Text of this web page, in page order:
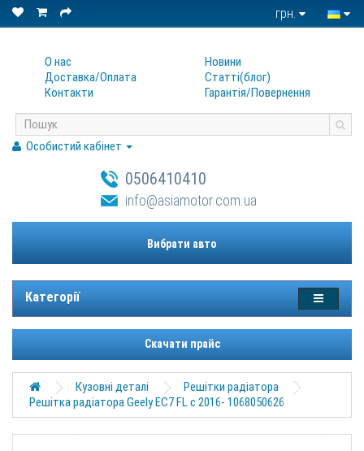
грн.
О нас
Доставка/Оплата
Контакти
Новини
Статтi(блог)
Гарантiя/Повернення
Особистий кабінет
0506410410
info@asiamotor.com.ua
Вибрати авто
Категорії
Скачати прайс
Кузовні деталі
Решітки радіатора
Решітка радіатора Geely EC7 FL с 2016- 1068050626